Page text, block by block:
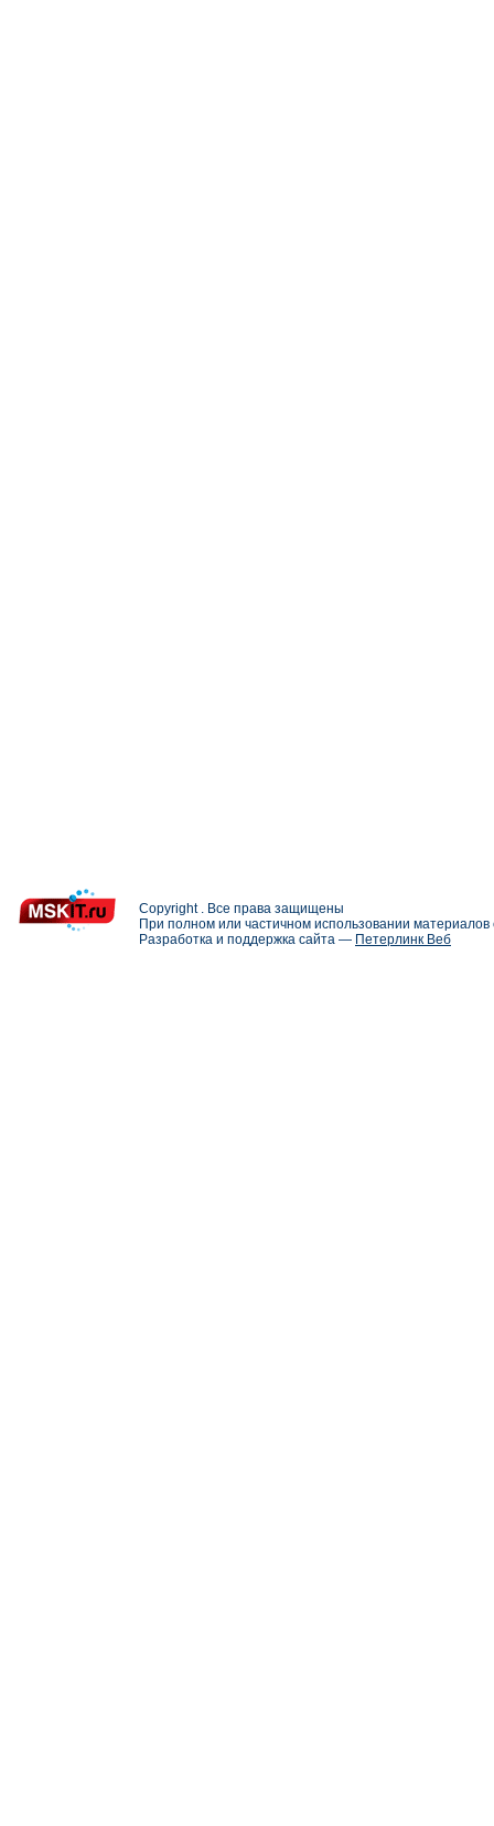
Copyright . Все права защищены
При полном или частичном использовании
Разработка и поддержка сайта — Петерлинк Веб